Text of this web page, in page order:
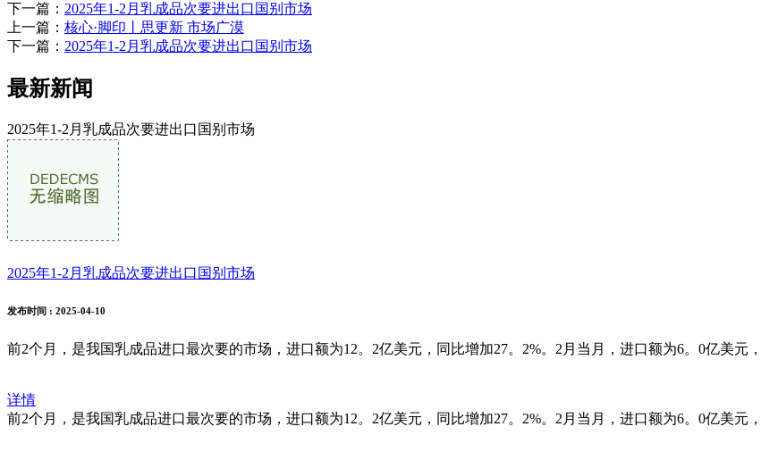
下一篇： 2025年1-2月乳成品次要进出口国别市场
上一篇： 核心·脚印丨思更新 市场广漠
下一篇： 2025年1-2月乳成品次要进出口国别市场
最新新闻
2025年1-2月乳成品次要进出口国别市场
2025年1-2月乳成品次要进出口国别市场
发布时间 : 2025-04-10
前2个月，是我国乳成品进口最次要的市场，进口额为12。2亿美元，同比增加27。2%。2月当月，进口额为6。0亿美元
详情
前2个月，是我国乳成品进口最次要的市场，进口额为12。2亿美元，同比增加27。2%。2月当月，进口额为6。0亿美元